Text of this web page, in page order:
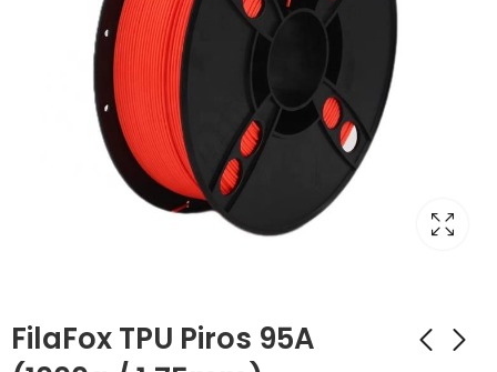
FilaFox TPU Piros 95A